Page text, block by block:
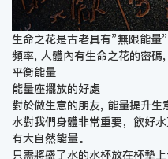
生命之花是古老具有”無限能量
頻率, 人體內有生命之花的密
平衡能量
能量座擺放的好處
對於做生意的朋友, 能量提升
水對我們身體非常重要，飲好
有大自然能量。
只需將盛了水的水杯放在杯墊